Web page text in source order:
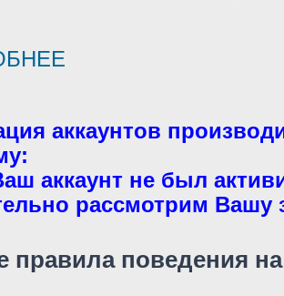
аккаунтов
аккаунт не был
рассмотрим Вашу
правила поведения на